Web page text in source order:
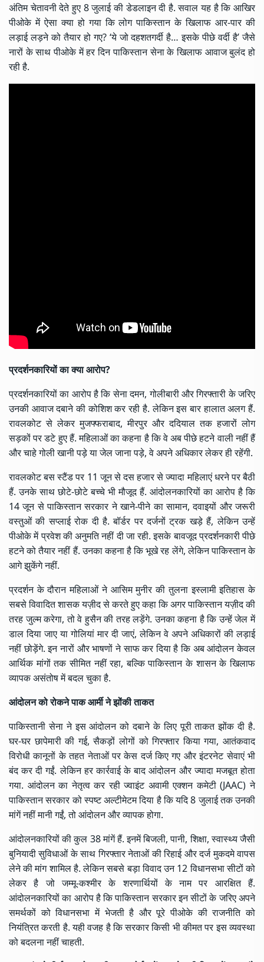
अंतिम चेतावनी देते हुए 8 जुलाई की डेडलाइन दी है. सवाल यह है कि आखिर
पीओके में ऐसा क्या हो गया कि लोग पाकिस्तान के खिलाफ आर-पार की
लड़ाई लड़ने को तैयार हो गए? ‘ये जो दहशतगर्दी है… इसके पीछे वर्दी है’ जैसे
नारों के साथ पीओके में हर दिन पाकिस्तान सेना के खिलाफ आवाज बुलंद हो
रही है.
प्रदर्शनकारियों का क्या आरोप?
प्रदर्शनकारियों का आरोप है कि सेना दमन, गोलीबारी और गिरफ्तारी के जरिए
उनकी आवाज दबाने की कोशिश कर रही है. लेकिन इस बार हालात अलग हैं.
रावलकोट से लेकर मुजफ्फराबाद, मीरपुर और ददियाल तक हजारों लोग
सड़कों पर डटे हुए हैं. महिलाओं का कहना है कि वे अब पीछे हटने वाली नहीं हैं
और चाहे गोली खानी पड़े या जेल जाना पड़े, वे अपने अधिकार लेकर ही रहेंगी.
रावलकोट बस स्टैंड पर 11 जून से दस हजार से ज्यादा महिलाएं धरने पर बैठी
हैं. उनके साथ छोटे-छोटे बच्चे भी मौजूद हैं. आंदोलनकारियों का आरोप है कि
14 जून से पाकिस्तान सरकार ने खाने-पीने का सामान, दवाइयों और जरूरी
वस्तुओं की सप्लाई रोक दी है. बॉर्डर पर दर्जनों ट्रक खड़े हैं, लेकिन उन्हें
पीओके में प्रवेश की अनुमति नहीं दी जा रही. इसके बावजूद प्रदर्शनकारी पीछे
हटने को तैयार नहीं हैं. उनका कहना है कि भूखे रह लेंगे, लेकिन पाकिस्तान के
आगे झुकेंगे नहीं.
प्रदर्शन के दौरान महिलाओं ने आसिम मुनीर की तुलना इस्लामी इतिहास के
सबसे विवादित शासक यज़ीद से करते हुए कहा कि अगर पाकिस्तान यज़ीद की
तरह जुल्म करेगा, तो वे हुसैन की तरह लड़ेंगे. उनका कहना है कि उन्हें जेल में
डाल दिया जाए या गोलियां मार दी जाएं, लेकिन वे अपने अधिकारों की लड़ाई
नहीं छोड़ेंगे. इन नारों और भाषणों ने साफ कर दिया है कि अब आंदोलन केवल
आर्थिक मांगों तक सीमित नहीं रहा, बल्कि पाकिस्तान के शासन के खिलाफ
व्यापक असंतोष में बदल चुका है.
आंदोलन को रोकने पाक आर्मी ने झोंकी ताकत
पाकिस्तानी सेना ने इस आंदोलन को दबाने के लिए पूरी ताकत झोंक दी है.
घर-घर छापेमारी की गई, सैकड़ों लोगों को गिरफ्तार किया गया, आतंकवाद
विरोधी कानूनों के तहत नेताओं पर केस दर्ज किए गए और इंटरनेट सेवाएं भी
बंद कर दी गईं. लेकिन हर कार्रवाई के बाद आंदोलन और ज्यादा मजबूत होता
गया. आंदोलन का नेतृत्व कर रही ज्वाइंट अवामी एक्शन कमेटी (JAAC) ने
पाकिस्तान सरकार को स्पष्ट अल्टीमेटम दिया है कि यदि 8 जुलाई तक उनकी
मांगें नहीं मानी गईं, तो आंदोलन और व्यापक होगा.
आंदोलनकारियों की कुल 38 मांगें हैं. इनमें बिजली, पानी, शिक्षा, स्वास्थ्य जैसी
बुनियादी सुविधाओं के साथ गिरफ्तार नेताओं की रिहाई और दर्ज मुकदमे वापस
लेने की मांग शामिल है. लेकिन सबसे बड़ा विवाद उन 12 विधानसभा सीटों को
लेकर है जो जम्मू-कश्मीर के शरणार्थियों के नाम पर आरक्षित हैं.
आंदोलनकारियों का आरोप है कि पाकिस्तान सरकार इन सीटों के जरिए अपने
समर्थकों को विधानसभा में भेजती है और पूरे पीओके की राजनीति को
नियंत्रित करती है. यही वजह है कि सरकार किसी भी कीमत पर इस व्यवस्था
को बदलना नहीं चाहती.